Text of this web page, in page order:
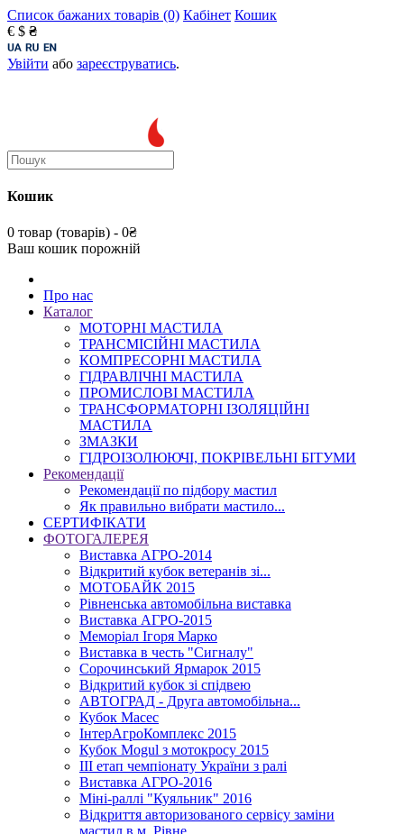
Список бажаних товарів (0) Кабінет Кошик
€ $ ₴
Увійти або зареєструватись.
Кошик
0 товар (товарів) - 0₴
Ваш кошик порожній
Про нас
Каталог
МОТОРНІ МАСТИЛА
ТРАНСМІСІЙНІ МАСТИЛА
КОМПРЕСОРНІ МАСТИЛА
ГІДРАВЛІЧНІ МАСТИЛА
ПРОМИСЛОВІ МАСТИЛА
ТРАНСФОРМАТОРНІ ІЗОЛЯЦІЙНІ
МАСТИЛА
ЗМАЗКИ
ГІДРОІЗОЛЮЮЧІ, ПОКРІВЕЛЬНІ БІТУМИ
Рекомендації
Рекомендації по підбору мастил
Як правильно вибрати мастило...
СЕРТИФІКАТИ
ФОТОГАЛЕРЕЯ
Виставка АГРО-2014
Відкритий кубок ветеранів зі...
МОТОБАЙК 2015
Рівненська автомобільна виставка
Виставка АГРО-2015
Меморіал Ігоря Марко
Виставка в честь "Сигналу"
Сорочинський Ярмарок 2015
Відкритий кубок зі спідвею
АВТОГРАД - Друга автомобільна...
Кубок Масес
ІнтерАгроКомплекс 2015
Кубок Mogul з мотокросу 2015
ІІІ етап чемпіонату України з ралі
Виставка АГРО-2016
Міні-раллі "Куяльник" 2016
Відкриття авторизованого сервісу заміни
мастил в м. Рівне